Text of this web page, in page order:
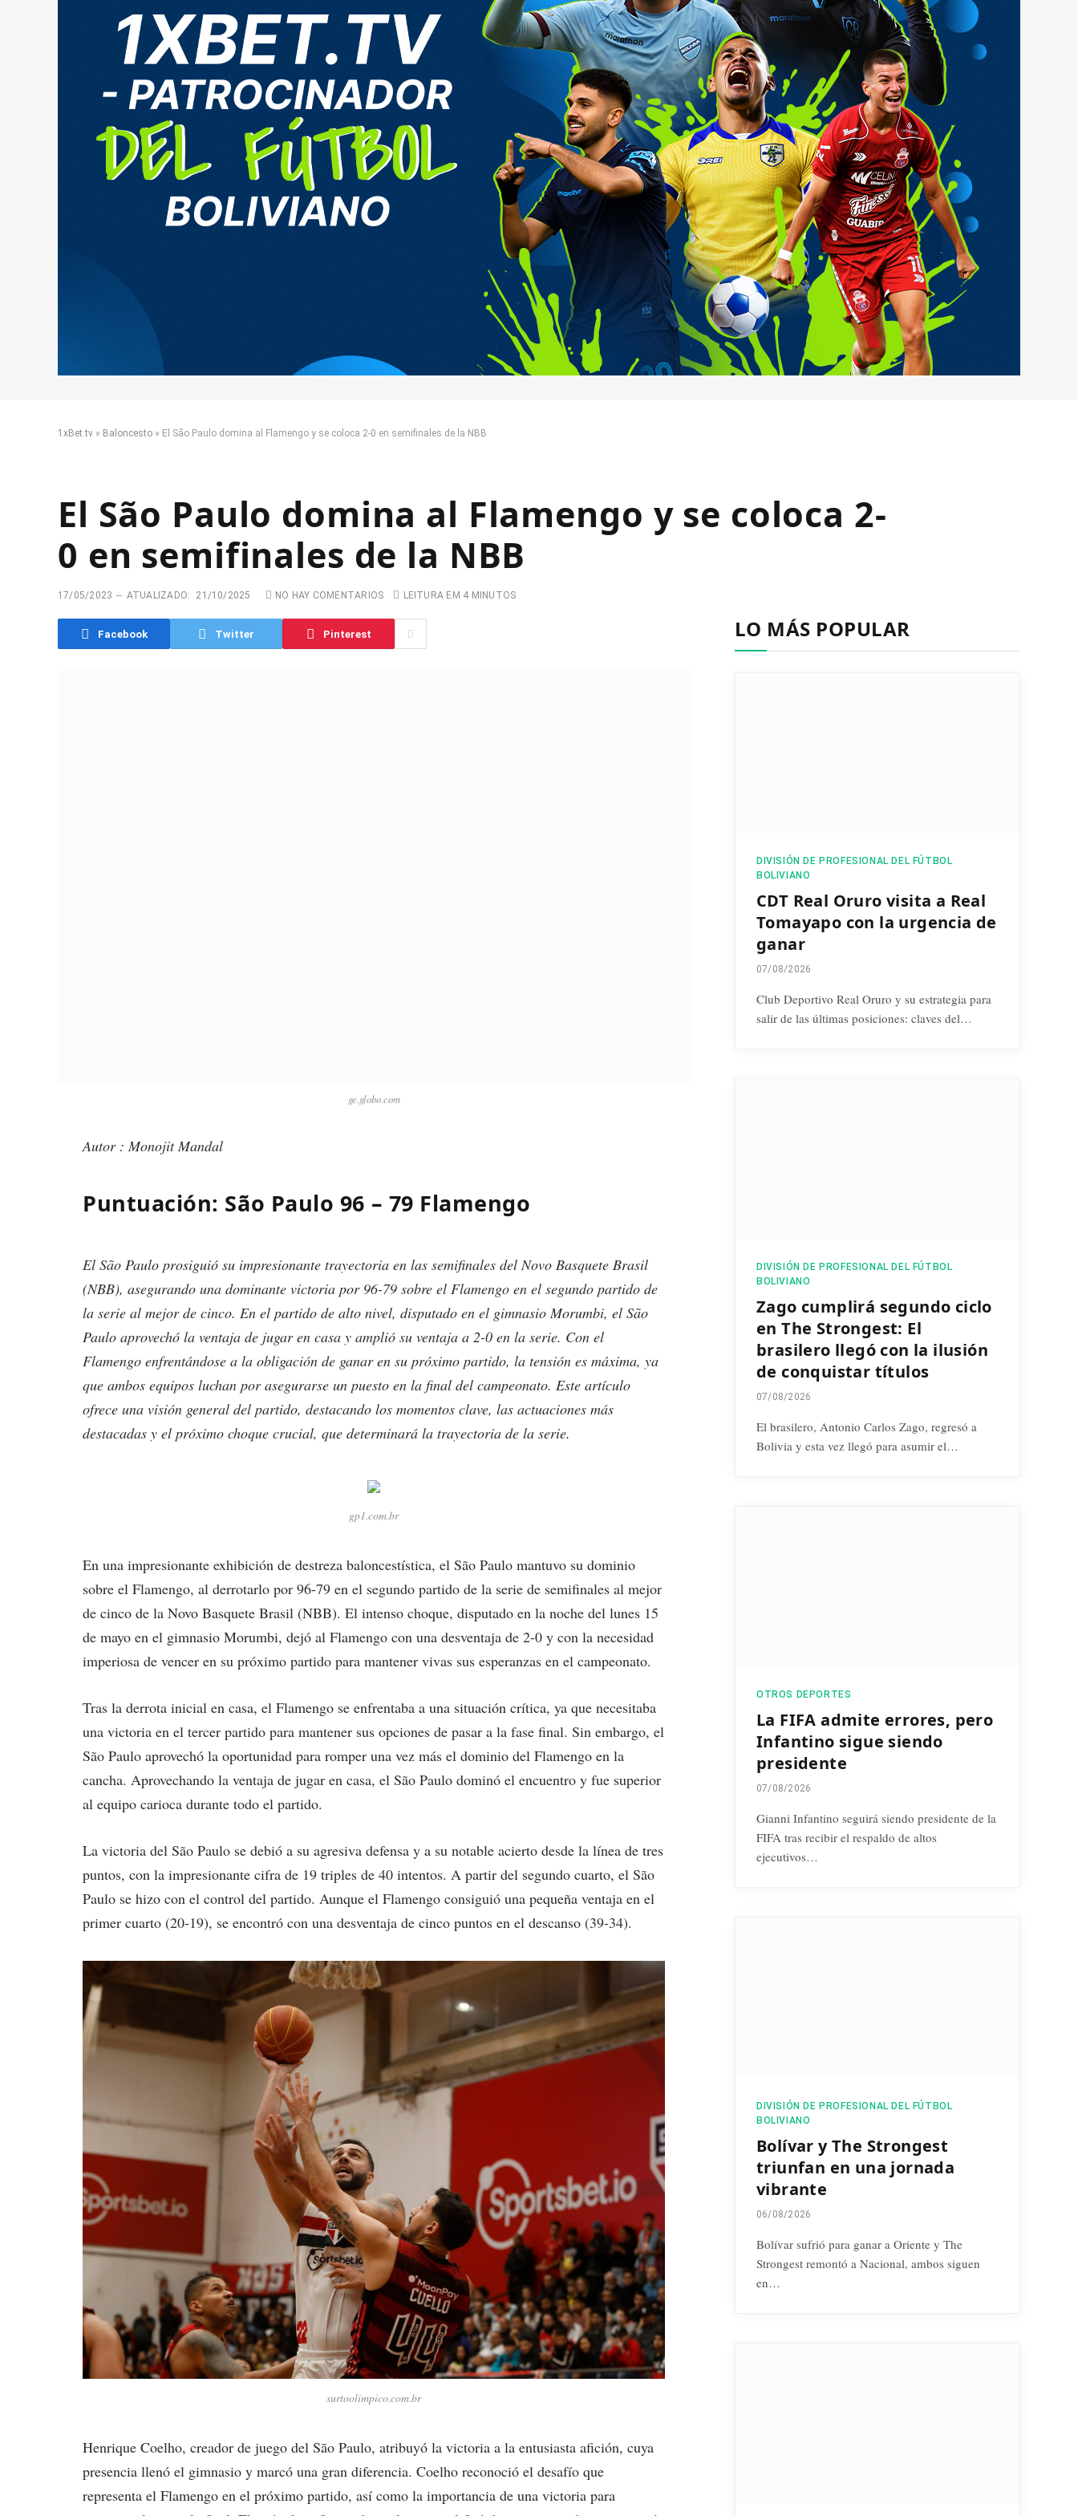
1xBet.tv » Baloncesto » El São Paulo domina al Flamengo y se coloca 2-0 en semifinales de la NBB
El São Paulo domina al Flamengo y se coloca 2-
0 en semifinales de la NBB
17/05/2023 ATUALIZADO: 21/10/2025 NO HAY COMENTARIOS LEITURA EM 4 MINUTOS
Facebook Twitter Pinterest
ge.globo.com
Autor : Monojit Mandal
Puntuación: São Paulo 96 – 79 Flamengo
El São Paulo prosiguió su impresionante trayectoria en las semifinales del Novo Basquete Brasil
(NBB), asegurando una dominante victoria por 96-79 sobre el Flamengo en el segundo partido de
la serie al mejor de cinco. En el partido de alto nivel, disputado en el gimnasio Morumbi, el São
Paulo aprovechó la ventaja de jugar en casa y amplió su ventaja a 2-0 en la serie. Con el
Flamengo enfrentándose a la obligación de ganar en su próximo partido, la tensión es máxima, ya
que ambos equipos luchan por asegurarse un puesto en la final del campeonato. Este artículo
ofrece una visión general del partido, destacando los momentos clave, las actuaciones más
destacadas y el próximo choque crucial, que determinará la trayectoria de la serie.
gp1.com.br
En una impresionante exhibición de destreza baloncestística, el São Paulo mantuvo su dominio
sobre el Flamengo, al derrotarlo por 96-79 en el segundo partido de la serie de semifinales al mejor
de cinco de la Novo Basquete Brasil (NBB). El intenso choque, disputado en la noche del lunes 15
de mayo en el gimnasio Morumbi, dejó al Flamengo con una desventaja de 2-0 y con la necesidad
imperiosa de vencer en su próximo partido para mantener vivas sus esperanzas en el campeonato.
Tras la derrota inicial en casa, el Flamengo se enfrentaba a una situación crítica, ya que necesitaba
una victoria en el tercer partido para mantener sus opciones de pasar a la fase final. Sin embargo, el
São Paulo aprovechó la oportunidad para romper una vez más el dominio del Flamengo en la
cancha. Aprovechando la ventaja de jugar en casa, el São Paulo dominó el encuentro y fue superior
al equipo carioca durante todo el partido.
La victoria del São Paulo se debió a su agresiva defensa y a su notable acierto desde la línea de tres
puntos, con la impresionante cifra de 19 triples de 40 intentos. A partir del segundo cuarto, el São
Paulo se hizo con el control del partido. Aunque el Flamengo consiguió una pequeña ventaja en el
primer cuarto (20-19), se encontró con una desventaja de cinco puntos en el descanso (39-34).
surtoolimpico.com.br
Henrique Coelho, creador de juego del São Paulo, atribuyó la victoria a la entusiasta afición, cuya
presencia llenó el gimnasio y marcó una gran diferencia. Coelho reconoció el desafío que
representa el Flamengo en el próximo partido, así como la importancia de una victoria para
LO MÁS POPULAR
DIVISIÓN DE PROFESIONAL DEL FÚTBOL
BOLIVIANO
CDT Real Oruro visita a Real
Tomayapo con la urgencia de
ganar
07/08/2026
Club Deportivo Real Oruro y su estrategia para
salir de las últimas posiciones: claves del…
DIVISIÓN DE PROFESIONAL DEL FÚTBOL
BOLIVIANO
Zago cumplirá segundo ciclo
en The Strongest: El
brasilero llegó con la ilusión
de conquistar títulos
07/08/2026
El brasilero, Antonio Carlos Zago, regresó a
Bolivia y esta vez llegó para asumir el…
OTROS DEPORTES
La FIFA admite errores, pero
Infantino sigue siendo
presidente
07/08/2026
Gianni Infantino seguirá siendo presidente de la
FIFA tras recibir el respaldo de altos
ejecutivos…
DIVISIÓN DE PROFESIONAL DEL FÚTBOL
BOLIVIANO
Bolívar y The Strongest
triunfan en una jornada
vibrante
06/08/2026
Bolívar sufrió para ganar a Oriente y The
Strongest remontó a Nacional, ambos siguen
en…